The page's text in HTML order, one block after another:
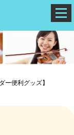
ー便利グッズ】